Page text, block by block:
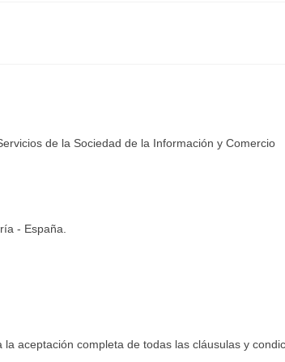
de la Sociedad de la Información y Comercio
- España.
aceptación completa de todas las cláusulas y